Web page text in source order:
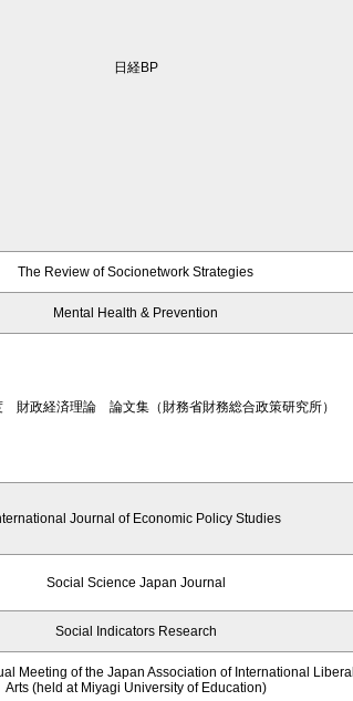
日経BP
The Review of Socionetwork Strategies
Mental Health & Prevention
財政経済理論 論文集（財務省財務総合政策研究所）
Journal of Economic Policy Studies
Social Science Japan Journal
Social Indicators Research
Meeting of the Japan Association of International Liberal
Arts (held at Miyagi University of Education)